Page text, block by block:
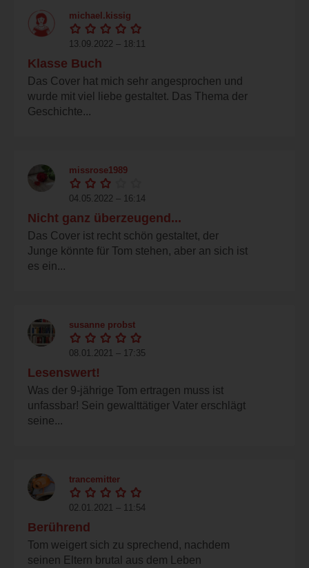
michael.kissig
13.09.2022 – 18:11
Klasse Buch
Das Cover hat mich sehr angesprochen und
wurde mit viel liebe gestaltet. Das Thema der
Geschichte...
missrose1989
04.05.2022 – 16:14
Nicht ganz überzeugend...
Das Cover ist recht schön gestaltet, der
Junge könnte für Tom stehen, aber an sich ist
es ein...
susanne probst
08.01.2021 – 17:35
Lesenswert!
Was der 9-jährige Tom ertragen muss ist
unfassbar! Sein gewalttätiger Vater erschlägt
seine...
trancemitter
02.01.2021 – 11:54
Berührend
Tom weigert sich zu sprechend, nachdem
seinen Eltern brutal aus dem Leben